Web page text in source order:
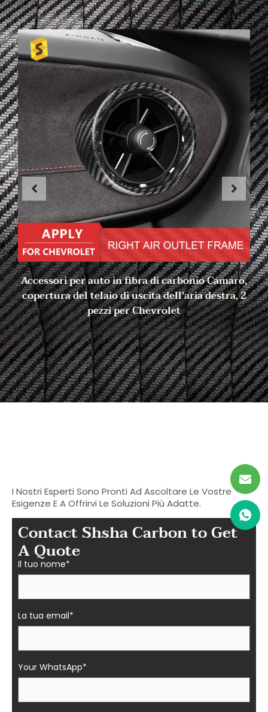
Accessori per auto in fibra di carbonio Camaro,
copertura del telaio di uscita dell'aria destra, 2
pezzi per Chevrolet
15 febbraio 2023 Nessun commento
I Nostri Esperti Sono Pronti Ad Ascoltare Le Vostre
Esigenze E A Offrirvi Le Soluzioni Più Adatte.
Contact Shsha Carbon to Get
A Quote
Il tuo nome*
La tua email*
Your WhatsApp*